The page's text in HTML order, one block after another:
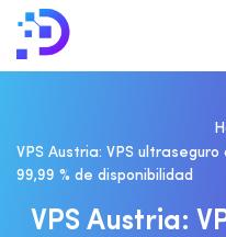
VPS Austria: VPS
99,99 % de disponibilidad
VPS AUSTRIA: V